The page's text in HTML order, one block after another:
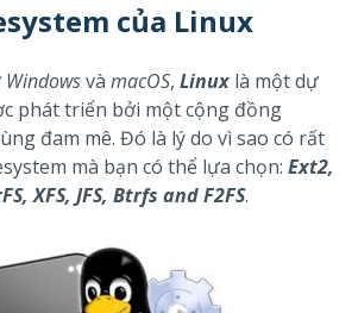
của Linux
Windowsvà macOS, Linux là một dự
phát triển bởi một cộng đồng
đam mê. Đó là lý do vì sao có rất
mà bạn có thể lựa chọn: Ext2,
XFS, JFS, Btrfs and F2FS.